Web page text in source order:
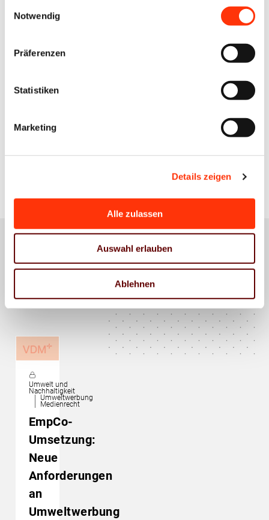
Notwendig
Präferenzen
Statistiken
Marketing
Details zeigen
Alle zulassen
Auswahl erlauben
Ablehnen
Das könnte Sie auch
interessieren
Umwelt und
Nachhaltigkeit
Umweltwerbung
Medienrecht
EmpCo-
Umsetzung:
Neue
Anforderungen
an
Umweltwerbung